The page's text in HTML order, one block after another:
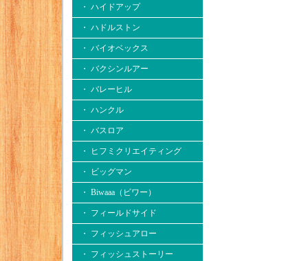
・ ハイドアップ
・ ハドルストン
・ バイオベックス
・ バクシンルアー
・ バレーヒル
・ ハンクル
・ バスロア
・ ヒフミクリエイティング
・ ビッグマン
・ Biwaaa（ビワー）
・ フィールドサイド
・ フィッシュアロー
・ フィッシュストーリー